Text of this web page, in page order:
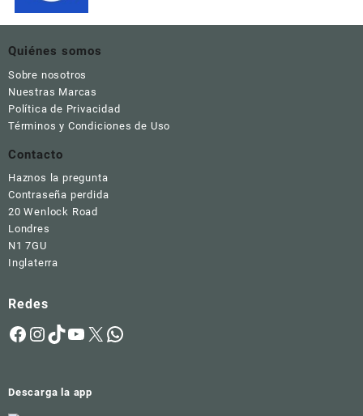
Quiénes somos
Sobre nosotros
Nuestras Marcas
Política de Privacidad
Términos y Condiciones de Uso
Contacto
Haznos la pregunta
Contraseña perdida
20 Wenlock Road
Londres
N1 7GU
Inglaterra
Redes
Facebook
Instagram
TikTok
YouTube
X WhatsApp
Descarga la app